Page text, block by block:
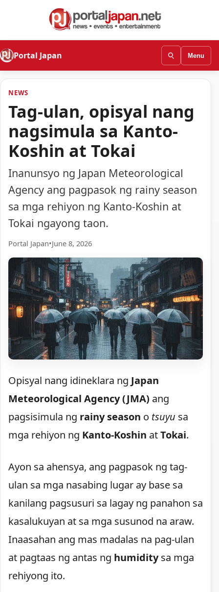
Portal Japan Menu
NEWS
Tag-ulan, opisyal nang
nagsimula sa Kanto-
Koshin at Tokai
Inanunsyo ng Japan Meteorological
Agency ang pagpasok ng rainy season
sa mga rehiyon ng Kanto-Koshin at
Tokai ngayong taon.
Portal Japan•June 8, 2026
Opisyal nang idineklara ng Japan
Meteorological Agency (JMA) ang
pagsisimula ng rainy season o tsuyu sa
mga rehiyon ng Kanto-Koshin atTokai.
Ayon sa ahensya, ang pagpasok ng tag-
ulan sa mga nasabing lugar ay base sa
kanilang pagsusuri sa lagay ng panahon sa
kasalukuyan at sa mga susunod na araw.
Inaasahan ang mas madalas na pag-ulan
at pagtaas ng antas ng humiditysa mga
rehiyong ito.